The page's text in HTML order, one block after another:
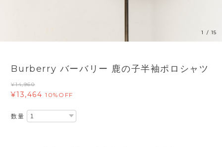
1 / 15
Burberry バーバリー 鹿の子半袖ポロシャツ
¥14,960
¥13,464 10%OFF
数量